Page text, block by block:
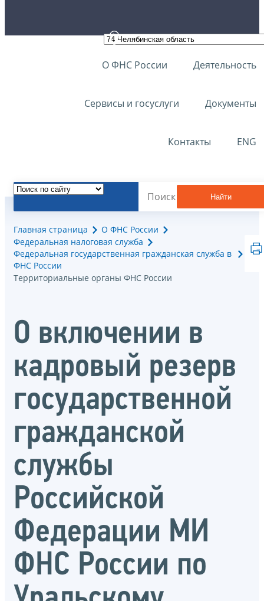
О ФНС России Деятельность
Сервисы и госуслуги Документы
Контакты ENG
Найти
Главная страница
О ФНС России
Федеральная налоговая служба
Федеральная государственная гражданская служба в
ФНС России
Территориальные органы ФНС России
О включении в
кадровый резерв
государственной
гражданской
службы
Российской
Федерации МИ
ФНС России по